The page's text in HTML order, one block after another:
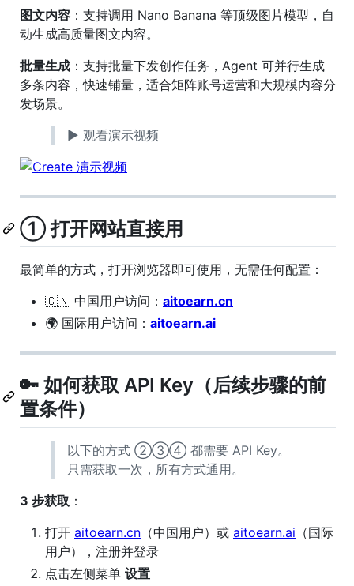
图文内容 ：支持调用 Nano Banana 等顶级图片模型，自
动生成高质量图文内容。
批量生成 ：支持批量下发创作任务，Agent 可并行生成
多条内容，快速铺量，适合矩阵账号运营和大规模内容分
发场景。
▶ 观看演示视频
① 打开网站直接用
最简单的方式，打开浏览器即可使用，无需任何配置：
🇨🇳 中国用户访问： aitoearn.cn
🌍 国际用户访问： aitoearn.ai
🔑 如何获取 API Key（后续步骤的前
置条件）
以下的方式 ②③④ 都需要 API Key。
只需获取一次，所有方式通用。
3 步获取 ：
打开 aitoearn.cn （中国用户）或 aitoearn.ai （国际
用户），注册并登录
点击左侧菜单 设置